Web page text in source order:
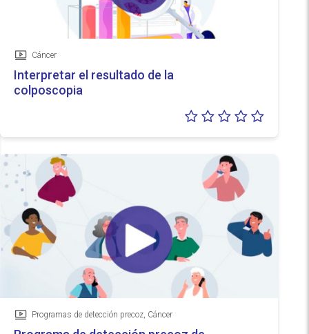
Vídeo
Cáncer
Interpretar el resultado de la
colposcopia
Vídeo
Programas de detección precoz, Cáncer